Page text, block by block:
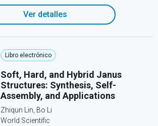
Ver detalles
Libro electrónico
Soft, Hard, and Hybrid Janus
Structures: Synthesis, Self-
Assembly, and Applications
Zhiqun Lin, Bo Li
World Scientific